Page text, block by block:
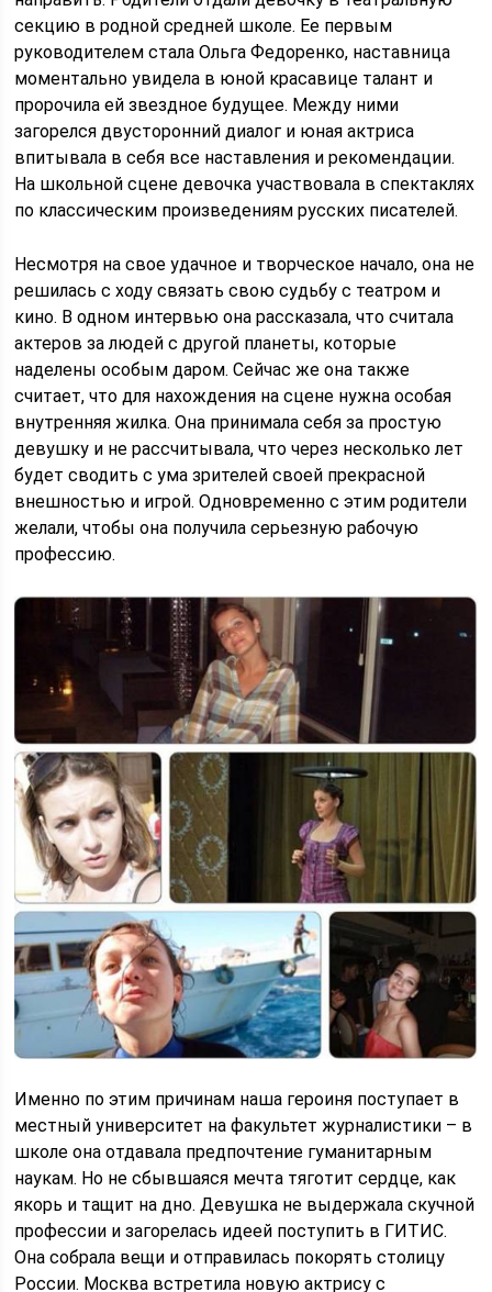
секцию в родной средней школе. Ее первым
руководителем стала Ольга Федоренко, наставница
моментально увидела в юной красавице талант и
пророчила ей звездное будущее. Между ними
загорелся двусторонний диалог и юная актриса
впитывала в себя все наставления и рекомендации.
На школьной сцене девочка участвовала в спектаклях
по классическим произведениям русских писателей.
Несмотря на свое удачное и творческое начало, она не
решилась с ходу связать свою судьбу с театром и
кино. В одном интервью она рассказала, что считала
актеров за людей с другой планеты, которые
наделены особым даром. Сейчас же она также
считает, что для нахождения на сцене нужна особая
внутренняя жилка. Она принимала себя за простую
девушку и не рассчитывала, что через несколько лет
будет сводить с ума зрителей своей прекрасной
внешностью и игрой. Одновременно с этим родители
желали, чтобы она получила серьезную рабочую
профессию.
Именно по этим причинам наша героиня поступает в
местный университет на факультет журналистики – в
школе она отдавала предпочтение гуманитарным
наукам. Но не сбывшаяся мечта тяготит сердце, как
якорь и тащит на дно. Девушка не выдержала скучной
профессии и загорелась идеей поступить в ГИТИС.
Она собрала вещи и отправилась покорять столицу
России. Москва встретила новую актрису с